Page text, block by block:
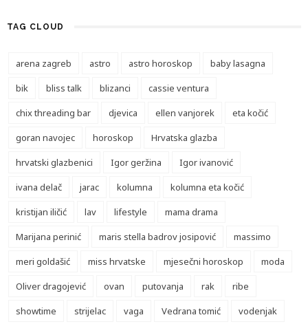
TAG CLOUD
arena zagreb astro astro horoskop
baby lasagna
bik
bliss talk blizanci
cassie ventura
chix threading bar
djevica ellen vanjorek
eta kočić
goran navojec
horoskop
Hrvatska glazba
hrvatski glazbenici
Igor geržina
Igor ivanović
ivana delač
jarac kolumna
kolumna eta kočić
kristijan iličić
lav lifestyle
mama drama
Marijana perinić
maris stella badrov josipović
massimo
meri goldašić
miss hrvatske mjesečni horoskop
moda
Oliver dragojević
ovan putovanja rak
ribe
showtime
strijelac vaga Vedrana tomić
vodenjak